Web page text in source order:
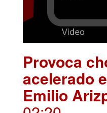
Provoca
acelerado
Emilio